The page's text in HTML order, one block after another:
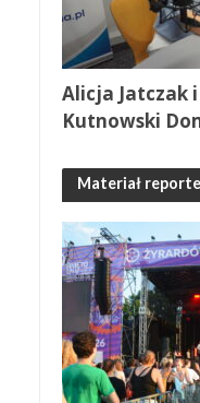
Alicja Jatczak
Kutnowski
Materiał